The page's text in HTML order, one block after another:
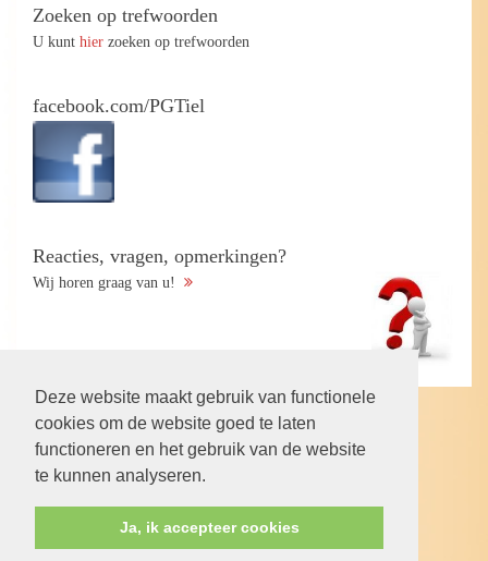
Deze website maakt gebruik van functionele
cookies om de website goed te laten
functioneren en het gebruik van de website
te kunnen analyseren.
Ja, ik accepteer cookies
Zoeken op trefwoorden
U kunt hier zoeken op trefwoorden
facebook.com/PGTiel
Reacties, vragen, opmerkingen?
Wij horen graag van u!
Volg ons op: